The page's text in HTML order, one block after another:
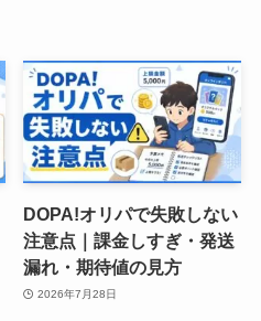
DOPA!オリパで失敗しない
注意点｜課金しすぎ・発送
漏れ・期待値の見方
2026年7月28日